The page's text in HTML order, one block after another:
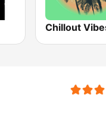
Chillout